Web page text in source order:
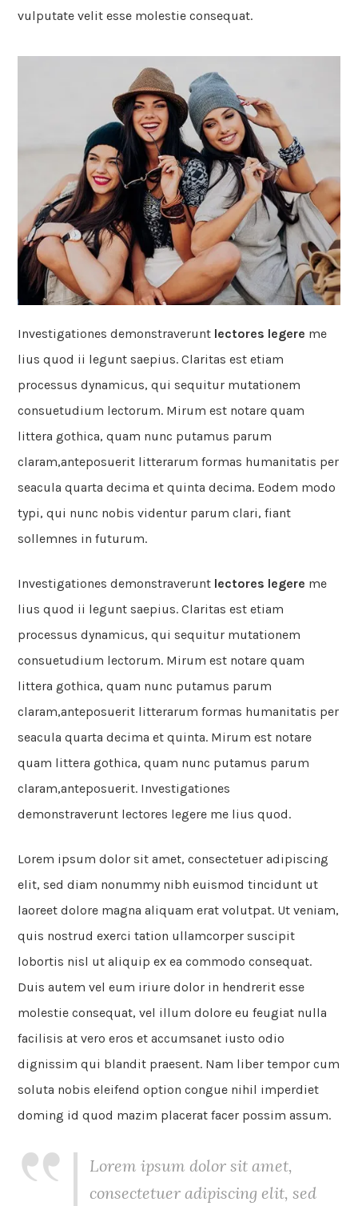
vulputate velit esse molestie consequat.
Investigationes demonstraverunt lectores legere me
lius quod ii legunt saepius. Claritas est etiam
processus dynamicus, qui sequitur mutationem
consuetudium lectorum. Mirum est notare quam
littera gothica, quam nunc putamus parum
claram,anteposuerit litterarum formas humanitatis per
seacula quarta decima et quinta decima. Eodem modo
typi, qui nunc nobis videntur parum clari, fiant
sollemnes in futurum.
Investigationes demonstraverunt lectores legere me
lius quod ii legunt saepius. Claritas est etiam
processus dynamicus, qui sequitur mutationem
consuetudium lectorum. Mirum est notare quam
littera gothica, quam nunc putamus parum
claram,anteposuerit litterarum formas humanitatis per
seacula quarta decima et quinta. Mirum est notare
quam littera gothica, quam nunc putamus parum
claram,anteposuerit. Investigationes
demonstraverunt lectores legere me lius quod.
Lorem ipsum dolor sit amet, consectetuer adipiscing
elit, sed diam nonummy nibh euismod tincidunt ut
laoreet dolore magna aliquam erat volutpat. Ut veniam,
quis nostrud exerci tation ullamcorper suscipit
lobortis nisl ut aliquip ex ea commodo consequat.
Duis autem vel eum iriure dolor in hendrerit esse
molestie consequat, vel illum dolore eu feugiat nulla
facilisis at vero eros et accumsanet iusto odio
dignissim qui blandit praesent. Nam liber tempor cum
soluta nobis eleifend option congue nihil imperdiet
doming id quod mazim placerat facer possim assum.
Lorem ipsum dolor sit amet,
consectetuer adipiscing elit, sed